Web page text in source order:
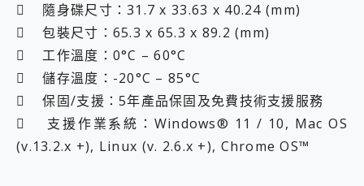
 隨身碟尺寸：31.7 x 33.63 x 40.24 (mm)
 包裝尺寸：65.3 x 65.3 x 89.2 (mm)
 工作溫度：0°C – 60°C
 儲存溫度：-20°C – 85°C
 保固/支援：5年產品保固及免費技術支援服務
 支援作業系統：Windows® 11 / 10, Mac OS
(v.13.2.x +), Linux (v. 2.6.x +), Chrome OS™